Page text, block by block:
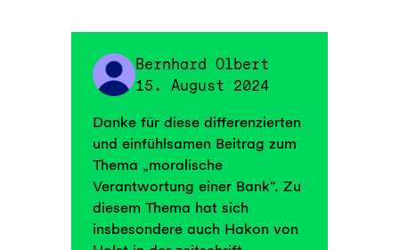
Bernhard Olbert
15. August 2024
Danke für diese differenzierten
und einfühlsamen Beitrag zum
Thema „moralische
Verantwortung einer Bank“. Zu
diesem Thema hat sich
insbesondere auch Hakon von